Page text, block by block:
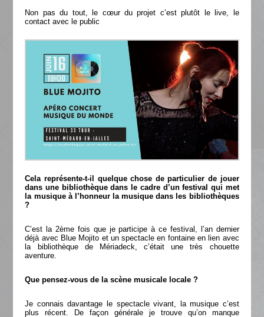
Non pas du tout, le cœur du projet c’est plutôt le live, le
contact avec le public
Cela représente-t-il quelque chose de particulier de jouer
dans une bibliothèque dans le cadre d’un festival qui met
la musique à l’honneur la musique dans les bibliothèques
?
C’est la 2ème fois que je participe à ce festival, l’an dernier
déjà avec Blue Mojito et un spectacle en fontaine en lien avec
la bibliothèque de Mériadeck, c’était une très chouette
aventure.
Que pensez-vous de la scène musicale locale ?
Je connais davantage le spectacle vivant, la musique c’est
plus récent. De façon générale je trouve qu’on manque